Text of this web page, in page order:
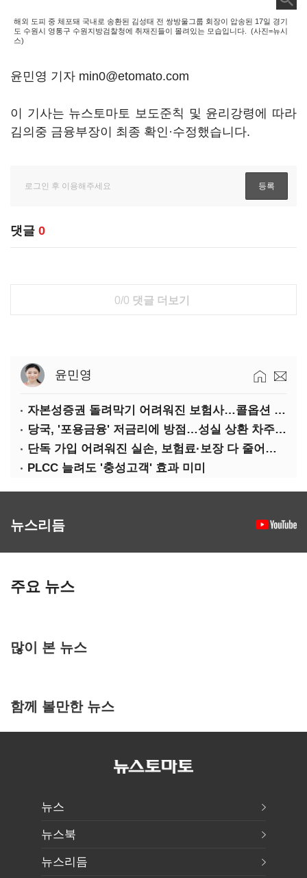
해외 도피 중 체포돼 국내로 송환된 김성태 전 쌍방울그룹 회장이 압송된 17일 경기
도 수원시 영통구 수원지방검찰청에 취재진들이 몰려있는 모습입니다. (사진=뉴시
스)
윤민영 기자 min0@etomato.com
이 기사는 뉴스토마토 보도준칙 및 윤리강령에 따라
김의중 금융부장이 최종 확인·수정했습니다.
댓글 0
0/0 댓글 더보기
윤민영
자본성증권 돌려막기 어려워진 보험사…콜옵션 부담 급증
당국, '포용금융' 저금리에 방점…성실 상환 차주는 '역차별'
단독 가입 어려워진 실손, 보험료·보장 다 줄어든 5세대는?
PLCC 늘려도 '충성고객' 효과 미미
뉴스리듬
주요 뉴스
많이 본 뉴스
함께 볼만한 뉴스
뉴스
뉴스북
뉴스리듬